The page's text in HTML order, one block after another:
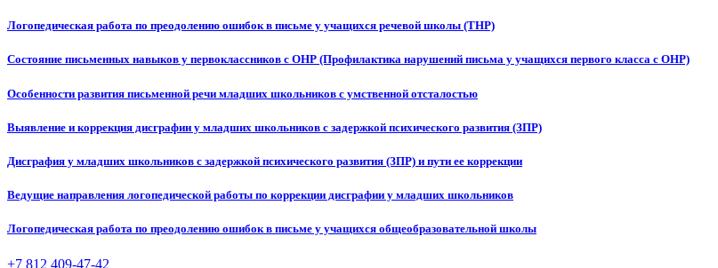
Логопедическая работа по преодолению ошибок в письме у учащихся речевой школы (ТНР)
Состояние письменных навыков у первоклассников с ОНР (Профилактика нарушений письма у учащихся первого класса с ОНР)
Особенности развития письменной речи младших школьников с умственной отсталостью
Выявление и коррекция дисграфии у младших школьников с задержкой психического развития (ЗПР)
Дисграфия у младших школьников с задержкой психического развития (ЗПР) и пути ее коррекции
Ведущие направления логопедической работы по коррекции дисграфии у младших школьников
Логопедическая работа по преодолению ошибок в письме у учащихся общеобразовательной школы
+7 812 409-47-42